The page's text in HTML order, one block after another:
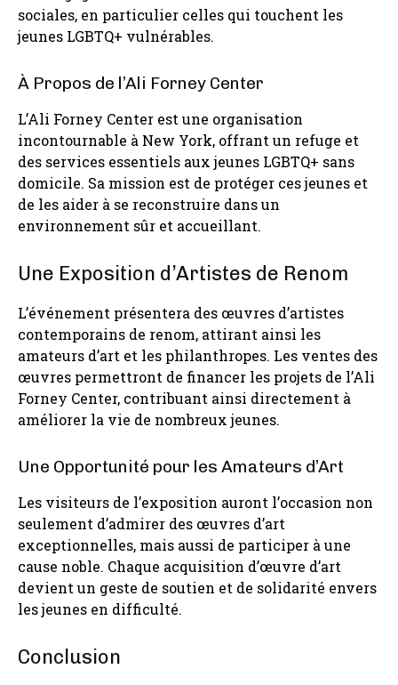
sociales, en particulier celles qui touchent les
jeunes LGBTQ+ vulnérables.
À Propos de l’Ali Forney Center
L’Ali Forney Center est une organisation
incontournable à New York, offrant un refuge et
des services essentiels aux jeunes LGBTQ+ sans
domicile. Sa mission est de protéger ces jeunes et
de les aider à se reconstruire dans un
environnement sûr et accueillant.
Une Exposition d’Artistes de Renom
L’événement présentera des œuvres d’artistes
contemporains de renom, attirant ainsi les
amateurs d’art et les philanthropes. Les ventes des
œuvres permettront de financer les projets de l’Ali
Forney Center, contribuant ainsi directement à
améliorer la vie de nombreux jeunes.
Une Opportunité pour les Amateurs d’Art
Les visiteurs de l’exposition auront l’occasion non
seulement d’admirer des œuvres d’art
exceptionnelles, mais aussi de participer à une
cause noble. Chaque acquisition d’œuvre d’art
devient un geste de soutien et de solidarité envers
les jeunes en difficulté.
Conclusion